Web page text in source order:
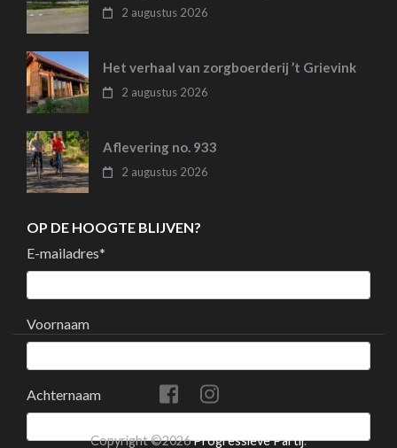
2 augustus 2026
Het verhaal van zorgboerderij ’t Grievink
2 augustus 2026
Aflevering no. 933
2 augustus 2026
OP DE HOOGTE BLIJVEN?
E-mailadres*
Voornaam
Achternaam
Copyright ©2026Progressieve Partij.